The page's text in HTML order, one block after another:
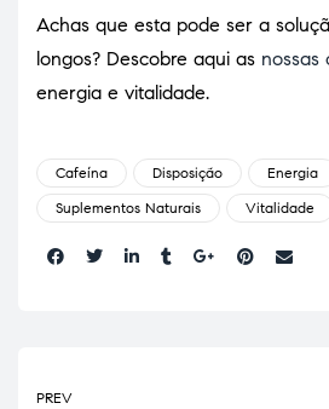
Achas que esta pode ser a
longos? Descobre aqui as nossas
energia e vitalidade.
Cafeína Disposição
Energia
Suplementos Naturais
Vitalidade
Share:
PREV